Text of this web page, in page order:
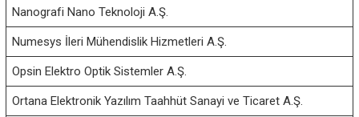
Nanografi Nano Teknoloji A.Ş.
Numesys İleri Mühendislik Hizmetleri A.Ş.
Opsin Elektro Optik Sistemler A.Ş.
Ortana Elektronik Yazılım Taahhüt Sanayi ve Ticaret A.Ş.